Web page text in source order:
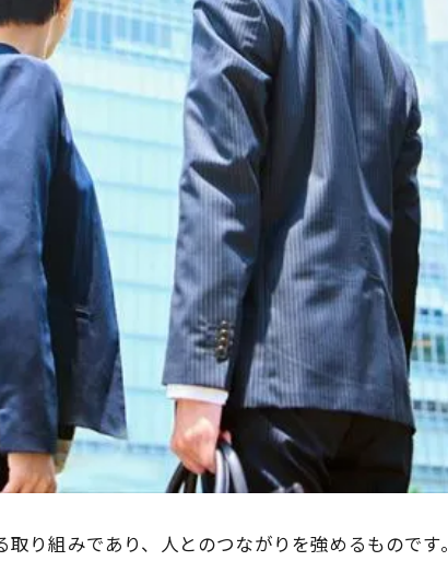
り組みであり、人とのつながりを強めるものです。